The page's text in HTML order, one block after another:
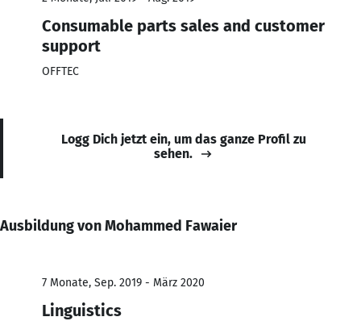
Consumable parts sales and customer
support
OFFTEC
Logg Dich jetzt ein, um das ganze Profil zu
sehen.
Ausbildung von Mohammed Fawaier
7 Monate, Sep. 2019 - März 2020
Linguistics